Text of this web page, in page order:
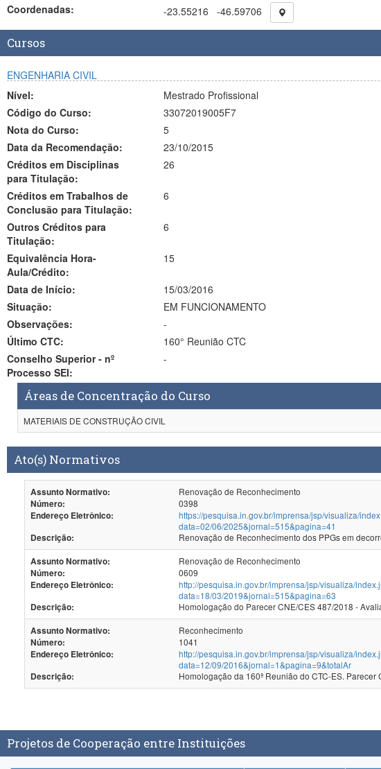
Coordenadas:
-23.55216 -46.59706
Cursos
ENGENHARIA CIVIL
Nível:
Mestrado Profissional
Código do Curso:
33072019005F7
Nota do Curso:
5
Data da Recomendação:
23/10/2015
Créditos em Disciplinas
para Titulação:
26
Créditos em Trabalhos de
Conclusão para Titulação:
6
Outros Créditos para
Titulação:
6
Equivalência Hora-
Aula/Crédito:
15
Data de Início:
15/03/2016
Situação:
EM FUNCIONAMENTO
Observações:
-
Último CTC:
160° Reunião CTC
Conselho Superior - nº
Processo SEI:
-
Áreas de Concentração do Curso
MATERIAIS DE CONSTRUÇÃO CIVIL
Ato(s) Normativos
Assunto Normativo: Renovação de Reconhecimento
Número:
0398
Endereço Eletrônico:
https://pesquisa.in.gov.br/imprensa/jsp/visualiza/
data=02/06/2025&jornal=515&pagina=41
Descrição:
Renovação de Reconhecimento dos PPGs em
Assunto Normativo: Renovação de Reconhecimento
Número:
0609
Endereço Eletrônico:
http://pesquisa.in.gov.br/imprensa/jsp/visualiza/
data=18/03/2019&jornal=515&pagina=63
Descrição:
Homologação do Parecer CNE/CES 487/2018 -
Assunto Normativo: Reconhecimento
Número:
1041
Endereço Eletrônico:
http://pesquisa.in.gov.br/imprensa/jsp/visualiza/
data=12/09/2016&jornal=1&pagina=9&totalAr
Descrição:
Homologação da 160ª Reunião do CTC-ES. Parecer
Projetos de Cooperação entre Instituições